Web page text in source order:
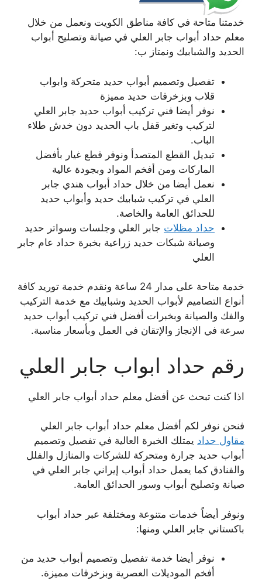
خدمتنا متاحة في كافة مناطق الكويت ونعمل من خلال
معلم حداد أبواب جابر العلي في صيانة وتصليح أبواب
الحديد والشبابيك ونمتاز ب:
تفصيل وتصميم أبواب حديد متحركة وابواب
قلاب وبزخرفات حديد مميزة
نوفر أيضا فني تركيب أبواب حديد جابر العلي
لتركيب وتغير قفل باب الحديد دون خدش طلاء
الباب.
تبديل القطع المتصدأ ونوفر قطع غيار بأفضل
الماركات ومن أفخم المواد وبجودة عالية
نعمل أيضا من خلال حداد أبواب هندي جابر
العلي في تركيب شبابيك حديد وأبواب حديد
للحدائق العامة والخاصة.
حداد مظلات جابر العلي وجلسات وسواتر حديد
وصيانة شبكات حديد زراعية بخبرة حداد عام جابر
العلي
خدمة متاحة على مدار 24 ساعة ونقدم خدمة توريد كافة
أنواع التصاميم لأبواب الحديد وشبابيك مع خدمة التركيب
والفك والصيانة وبخبرات أفضل فني تركيب أبواب حديد
سرعة في الإنجاز والإتقان في العمل وبأسعار مناسبة.
رقم حداد ابواب جابر العلي
اذا كنت تبحث عن أفضل معلم حداد أبواب جابر العلي
فنحن نوفر لكم أفضل معلم حداد أبواب جابر العلي
مقاول حداد يمتلك الخبرة العالية في تفصيل وتصميم
أبواب حديد جرارة ومتحركة للشركات والمنازل والفلل
والفنادق كما يعمل حداد أبواب إيراني جابر العلي في
صيانة وتصليح أبواب وسور الحدائق العامة.
ونوفر أيضاً خدمات متنوعة ومختلفة عبر حداد أبواب
باكستاني جابر العلي ومنها:
نوفر أيضا خدمة تفصيل وتصميم أبواب حديد من
أفخم الموديلات العصرية وبزخرفات مميزة.